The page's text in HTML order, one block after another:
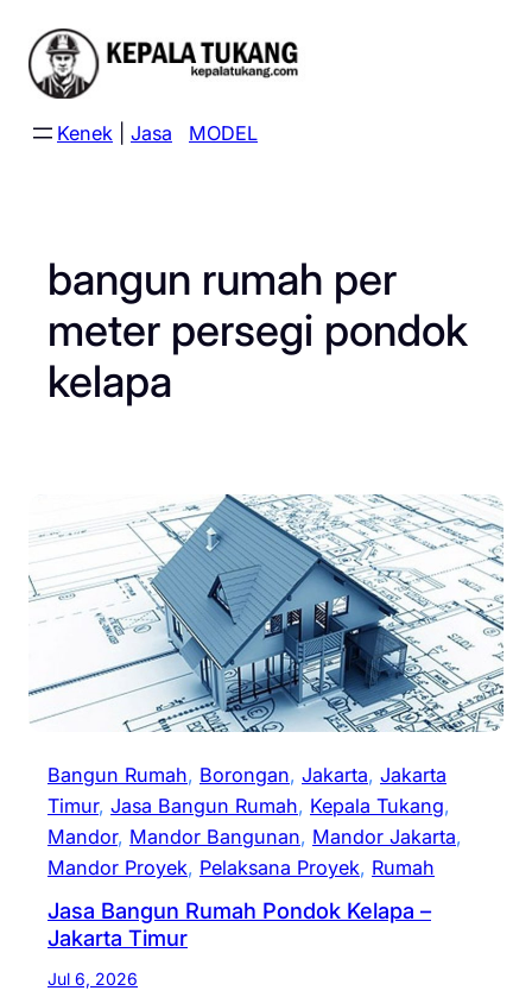
content
Kenek Jasa MODEL
bangun rumah per
meter persegi pondok
kelapa
Bangun Rumah, Borongan, Jakarta, Jakarta
Timur, Jasa Bangun Rumah, Kepala Tukang
Mandor, Mandor Bangunan, Mandor Jakarta
Mandor Proyek, Pelaksana Proyek, Rumah
Jasa Bangun Rumah Pondok Kelapa –
Jakarta Timur
Jul 6, 2026